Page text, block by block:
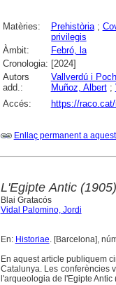
Matèries: Prehistòria;
privilegis
Àmbit:
Febró, la
Cronologia: [2024]
Autors
add.:
Vallverdú i
Muñoz, Albert;
Accés:
https://
Enllaç permanent a
L'Egipte Antic
Blai Gratacós
Vidal Palomino, Jordi
En: Historiae. [Barcelona],
En aquest article publiquem
Catalunya. Les conferències
l'arqueologia de l'Egipte